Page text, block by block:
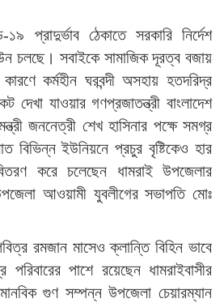
প্রাদুর্ভাব ঠেকাতে সরকারি নির্দেশ
চলছে। সবাইকে সামাজিক দূরত্ব বজায়
কর্মহীন ঘরবন্দী অসহায় হতদরিদ্র
দেখা যাওয়ার গণপ্রজাতন্ত্রী বাংলাদেশ
জননেত্রী শেখ হাসিনার পক্ষে সমগ্র
বিভিন্ন ইউনিয়নে প্রচুর বৃষ্টিকেও হার
করে চলেছেন ধামরাই উপজেলার
আওয়ামী যুবলীগের সভাপতি মোঃ
রমজান মাসেও ক্লান্তি বিহিন ভাবে
পাশে রয়েছেন ধামরাইবাসীর
গুণ সম্পন্ন উপজেলা চেয়ারম্যান